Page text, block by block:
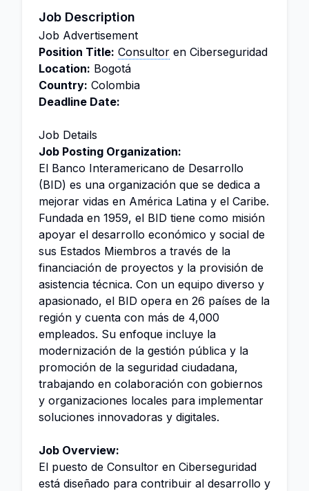
Job Description
Job Advertisement
Position Title: Consultor en Ciberseguridad
Location: Bogotá
Country: Colombia
Deadline Date:
Job Details
Job Posting Organization:
El Banco Interamericano de Desarrollo
(BID) es una organización que se dedica a
mejorar vidas en América Latina y el Caribe.
Fundada en 1959, el BID tiene como misión
apoyar el desarrollo económico y social de
sus Estados Miembros a través de la
financiación de proyectos y la provisión de
asistencia técnica. Con un equipo diverso y
apasionado, el BID opera en 26 países de la
región y cuenta con más de 4,000
empleados. Su enfoque incluye la
modernización de la gestión pública y la
promoción de la seguridad ciudadana,
trabajando en colaboración con gobiernos
y organizaciones locales para implementar
soluciones innovadoras y digitales.
Job Overview:
El puesto de Consultor en Ciberseguridad
está diseñado para contribuir al desarrollo y